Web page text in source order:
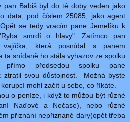
pan Babiš byl do té doby veden jako
data, pod číslem 25085, jako agent
se tedy vracím pane Jemelíku k
smrdí o hlavy". Zatímco pan
vajíčka, která posnídal s panem
ta snídaně ho stála vyhazov ze spolku
předsedou spolku pane
ztratil svou důstojnost. Možná byste
mohl začít u sebe, co říkáte.
o peníze, i když to můžou být různé
Naďové a Nečase), nebo různé
přiznání nepřiznané dary(opět třeba